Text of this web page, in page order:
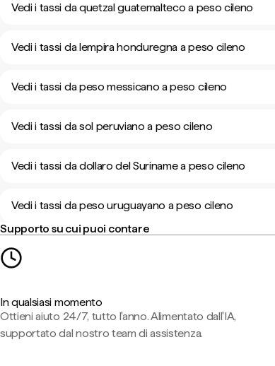
Vedi i tassi da quetzal guatemalteco a peso cileno
Vedi i tassi da lempira honduregna a peso cileno
Vedi i tassi da peso messicano a peso cileno
Vedi i tassi da sol peruviano a peso cileno
Vedi i tassi da dollaro del Suriname a peso cileno
Vedi i tassi da peso uruguayano a peso cileno
Supporto su cui puoi contare
In qualsiasi momento
Ottieni aiuto 24/7, tutto l'anno. Alimentato dall'IA,
supportato dal nostro team di assistenza.